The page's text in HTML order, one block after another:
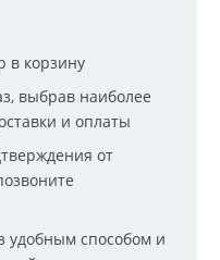
в корзину
выбрав наиболее
и оплаты
от
удобным способом и